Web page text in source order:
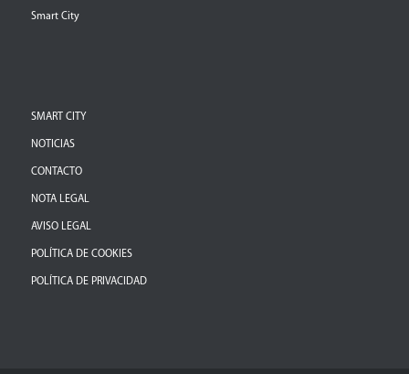
Smart City
SMART CITY
NOTICIAS
CONTACTO
NOTA LEGAL
AVISO LEGAL
POLÍTICA DE COOKIES
POLÍTICA DE PRIVACIDAD